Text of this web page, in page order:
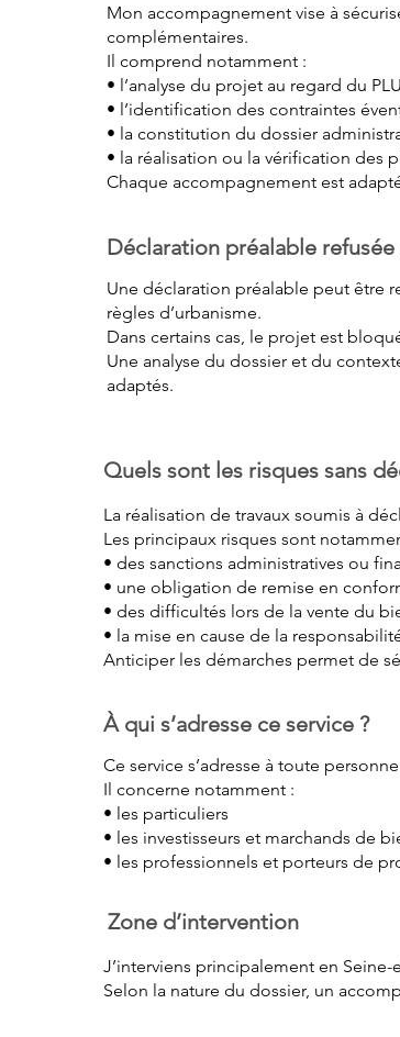
Mon accompagnement vise à
complémentaires.
Il comprend notamment :
• l’analyse du projet au regard du
• l’identification des contraintes
• la constitution du dossier
• la réalisation ou la vérification des
Chaque accompagnement est
Déclaration préalable
Une déclaration préalable peut être
règles d’urbanisme.
Dans certains cas, le projet est
Une analyse du dossier et du
adaptés.
Quels sont les risques sans
La réalisation de travaux soumis à
Les principaux risques sont
• des sanctions administratives ou
• une obligation de remise en
• des difficultés lors de la vente du
• la mise en cause de la
Anticiper les démarches permet de
À qui s’adresse ce service ?
Ce service s’adresse à toute
Il concerne notamment :
• les particuliers
• les investisseurs et marchands de
• les professionnels et porteurs de
Zone d’intervention
J’interviens principalement en
Selon la nature du dossier, un